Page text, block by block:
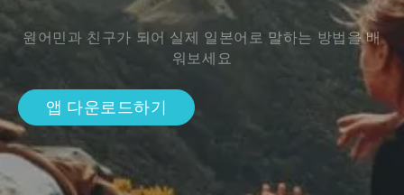
원어민과 친구가 되어 실제 일본어로 말하는 방법을 배
워보세요
앱 다운로드하기